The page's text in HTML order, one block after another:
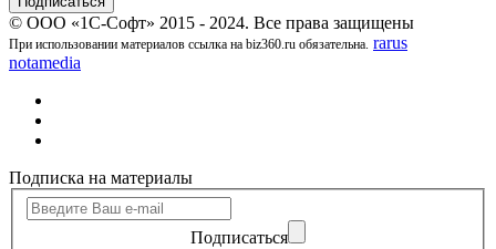
© ООО «1С-Софт» 2015 - 2024. Все права защищены
При использовании материалов ссылка на biz360.ru обязательна. rarus
notamedia
Подписка на материалы
Подписаться